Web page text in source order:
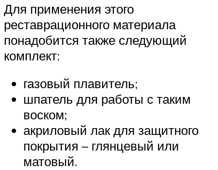
Для применения этого
реставрационного материала
понадобится также следующий
комплект:
газовый плавитель;
шпатель для работы с таким
воском;
акриловый лак для защитного
покрытия – глянцевый или
матовый.